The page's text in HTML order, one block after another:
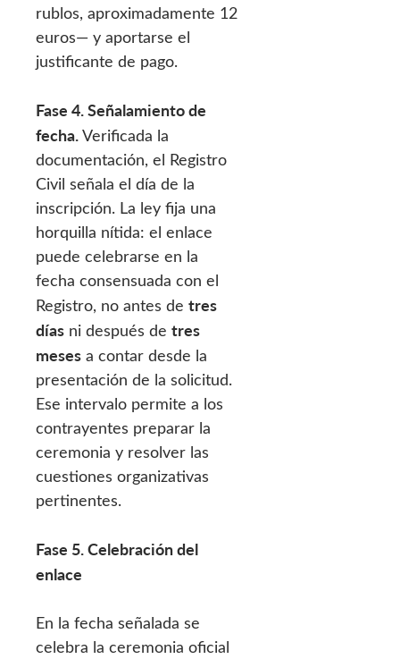
rublos, aproximadamente 12
euros— y aportarse el
justificante de pago.
Fase 4. Señalamiento de
fecha.Verificada la
documentación, el Registro
Civil señala el día de la
inscripción. La ley fija una
horquilla nítida: el enlace
puede celebrarse en la
fecha consensuada con el
Registro, no antes de tres
días ni después de tres
meses a contar desde la
presentación de la solicitud.
Ese intervalo permite a los
contrayentes preparar la
ceremonia y resolver las
cuestiones organizativas
pertinentes.
Fase 5. Celebración del
enlace
En la fecha señalada se
celebra la ceremonia oficial